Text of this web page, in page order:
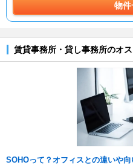
物件
賃貸事務所・貸し事務所のオ
SOHOって？オフィスとの違いや